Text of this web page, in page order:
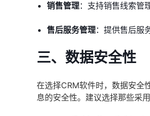
销售管理：支持销售线索管
售后服务管理：提供售后服
三、数据安全性
在选择CRM软件时，数据安全
息的安全性。建议选择那些采